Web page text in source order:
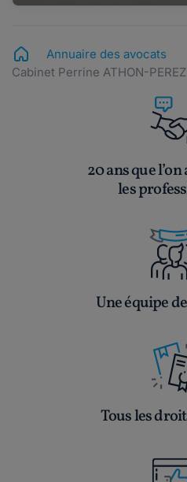
Annuaire des avocats
Cabinet Perrine ATHON-PEREZ
20 ans que
les
Une équipe
Tous les